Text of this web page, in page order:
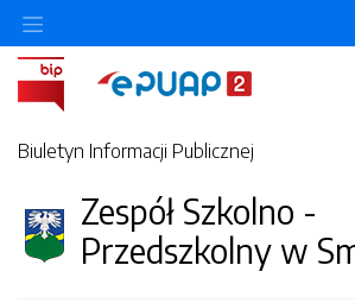
Biuletyn Informacji Publicznej
Zespół Szkolno -
Przedszkolny w